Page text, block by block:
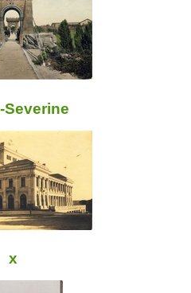
Severine
x